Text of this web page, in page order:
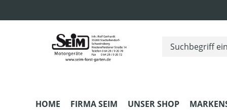
HOME FIRMA SEIM UNSER SHOP